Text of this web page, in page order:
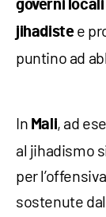
governi locali
jihadistee
puntino ad
In Mali, ad
al jihadismo
per
sostenute